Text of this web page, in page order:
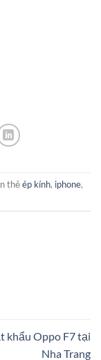
thẻép kính, iphone,
khẩu Oppo F7 tại
Nha Trang